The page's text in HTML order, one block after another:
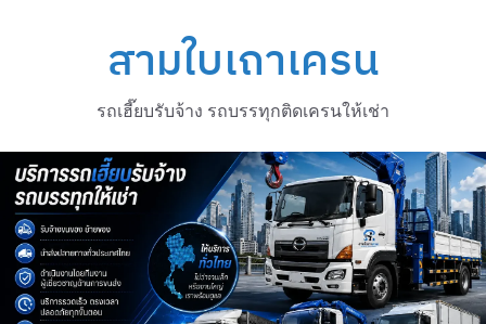
สามใบเถาเครน
รถเฮี๊ยบรับจ้าง รถบรรทุกติดเครนให้เช่า